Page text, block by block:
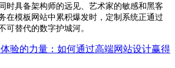
时具备架构师的远见、艺术家的敏感和黑客
在模板网站中累积爆发时，定制系统正通过
可替代的数字护城河。
验的力量：如何通过高端网站设计赢得